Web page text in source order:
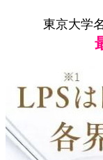
東京大学